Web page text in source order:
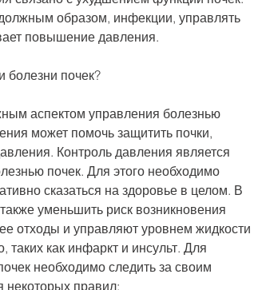
образом, инфекции, управлять
повышение давления.
болезни почек?
аспектом управления болезнью
может помочь защитить почки,
Контроль давления является
почек. Для этого необходимо
сказаться на здоровье в целом. В
уменьшить риск возникновения
отходы и управляют уровнем жидкости
как инфаркт и инсульт. Для
необходимо следить за своим
некоторых правил: